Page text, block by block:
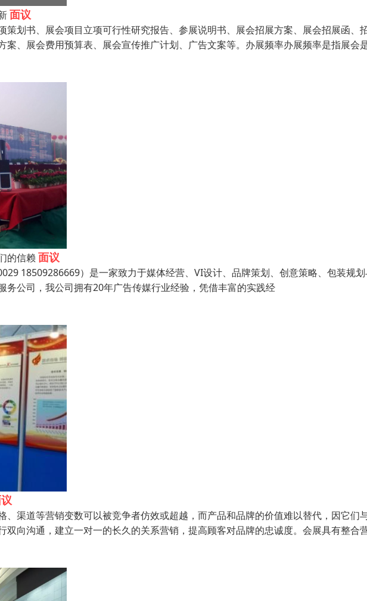
面议
策划书、展会项目立项可行性研究报告、参展说明书、展会招展方案、展会招展函、
案、展会费用预算表、展会宣传推广计划、广告文案等。办展频率办展频率是指展会
的信赖 面议
18509286669）是一家致力于媒体经营、VI设计、品牌策划、创意策略、包装规
务公司，我公司拥有20年广告传媒行业经验，凭借丰富的实践经
、渠道等营销变数可以被竞争者仿效或超越，而产品和品牌的价值难以替代，因它们
双向沟通，建立一对一的长久的关系营销，提高顾客对品牌的忠诚度。会展具有整合